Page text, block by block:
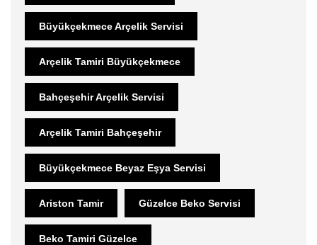
Büyükçekmece Arçelik Servisi
Arçelik Tamiri Büyükçekmece
Bahçeşehir Arçelik Servisi
Arçelik Tamiri Bahçeşehir
Büyükçekmece Beyaz Eşya Servisi
Ariston Tamir Güzelce Beko Servisi
Beko Tamiri Güzelce